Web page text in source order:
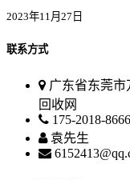
2023年11月27日
联系方式
广东省东莞市
回收网
175-2018-8666
袁先生